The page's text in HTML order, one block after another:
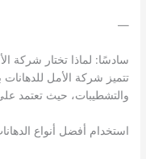
—
سادسًا: لماذا تختار شركة
تتميز شركة الأمل
والتشطيبات، حيث تعتمد
استخدام أفضل أنواع